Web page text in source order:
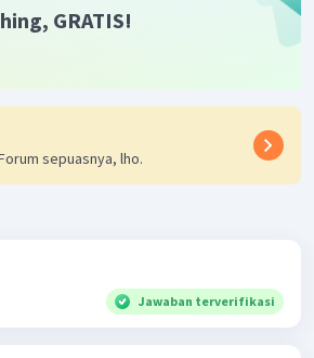
GRATIS!
sepuasnya, lho.
Jawaban terverifikasi